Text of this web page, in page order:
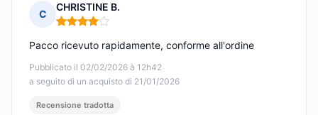
C
CHRISTINE B.
Nota: 4 su 5
Pubblicato il 02/02/2026 à 12h42
a seguito di un acquisto di 21/01/2026
Pacco ricevuto rapidamente, conforme all'ordine
Recensione tradotta